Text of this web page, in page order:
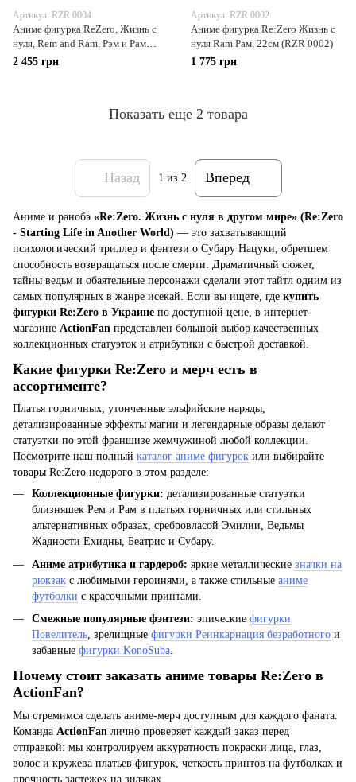
Артикул: RZR 0004
Аниме фигурка ReZero, Жизнь с
нуля, Rem and Ram, Рэм и Рам
22см (RZR 0004)
2 455 грн
Артикул: RZR 0002
Аниме фигурка Re:Zero Жизнь с
нуля Ram Рам, 22см (RZR 0002)
1 775 грн
Показать еще 2 товара
Назад 1 из 2 Вперед
Аниме и ранобэ «Re:Zero. Жизнь с нуля в другом мире» (Re:Zero
- Starting Life in Another World) — это захватывающий
психологический триллер и фэнтези о Субару Нацуки, обретшем
способность возвращаться после смерти. Драматичный сюжет,
тайны ведьм и обаятельные персонажи сделали этот тайтл одним из
самых популярных в жанре исекай. Если вы ищете, где купить
фигурки Re:Zero в Украине по доступной цене, в интернет-
магазине ActionFan представлен большой выбор качественных
коллекционных статуэток и атрибутики с быстрой доставкой.
Какие фигурки Re:Zero и мерч есть в
ассортименте?
Платья горничных, утонченные эльфийские наряды,
детализированные эффекты магии и легендарные образы делают
статуэтки по этой франшизе жемчужиной любой коллекции.
Посмотрите наш полный каталог аниме фигурок или выбирайте
товары Re:Zero недорого в этом разделе:
Коллекционные фигурки: детализированные статуэтки
близняшек Рем и Рам в платьях горничных или стильных
альтернативных образах, сребровласой Эмилии, Ведьмы
Жадности Ехидны, Беатрис и Субару.
Аниме атрибутика и гардероб: яркие металлические значки на
рюкзак с любимыми героинями, а также стильные аниме
футболки с красочными принтами.
Смежные популярные фэнтези: эпические фигурки
Повелитель, зрелищные фигурки Реинкарнация безработного и
забавные фигурки KonoSuba.
Почему стоит заказать аниме товары Re:Zero в
ActionFan?
Мы стремимся сделать аниме-мерч доступным для каждого фаната.
Команда ActionFan лично проверяет каждый заказ перед
отправкой: мы контролируем аккуратность покраски лица, глаз,
волос и кружева платьев фигурок, четкость принтов на футболках и
прочность застежек на значках.